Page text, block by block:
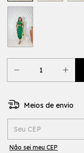
Meios de envio
Entregas para o CEP:
Não sei meu CEP